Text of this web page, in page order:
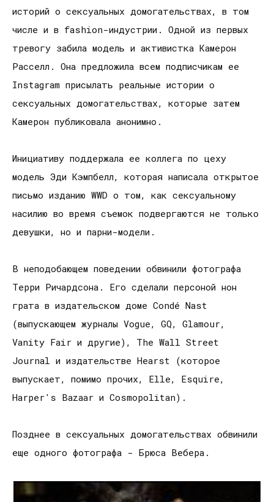
историй о сексуальных домогательствах, в том
числе и в fashion-индустрии. Одной из первых
тревогу забила модель и активистка Камерон
Расселл. Она предложила всем подписчикам ее
Instagram присылать реальные истории о
сексуальных домогательствах, которые затем
Камерон публиковала анонимно.
Инициативу поддержала ее коллега по цеху
модель Эди Кэмпбелл, которая написала открытое
письмо изданию WWD о том, как сексуальному
насилию во время съемок подвергаются не только
девушки, но и парни-модели.
В неподобающем поведении обвинили фотографа
Терри Ричардсона. Его сделали персоной нон
грата в издательском доме Condé Nast
(выпускающем журналы Vogue, GQ, Glamour,
Vanity Fair и другие), The Wall Street
Journal и издательстве Hearst (которое
выпускает, помимо прочих, Elle, Esquire,
Harper's Bazaar и Cosmopolitan).
Позднее в сексуальных домогательствах обвинили
еще одного фотографа - Брюса Вебера.